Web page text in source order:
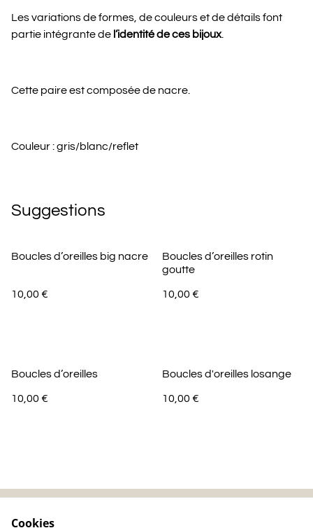
Les variations de formes, de couleurs et de détails font
partie intégrante de l’identité de ces bijoux.
Cette paire est composée de nacre.
Couleur : gris/blanc/reflet
Suggestions
Boucles d’oreilles big nacre
10,00 €
Boucles d’oreilles rotin
goutte
10,00 €
Boucles d’oreilles
10,00 €
Boucles d'oreilles losange
10,00 €
Cookies